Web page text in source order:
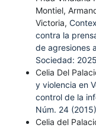
Montiel,
Victoria,
contra la
de agresiones
Sociedad:
Celia Del
y violencia en
control de la
Núm. 24
Celia del